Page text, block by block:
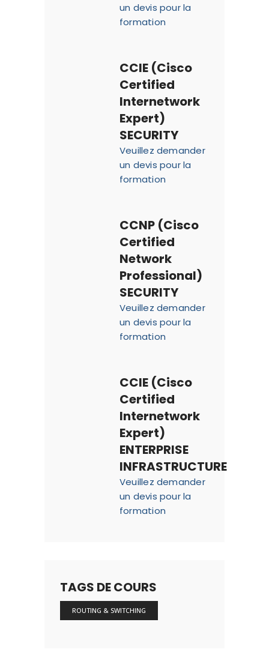
un devis pour la
formation
CCIE (Cisco
Certified
Internetwork
Expert)
SECURITY
Veuillez demander
un devis pour la
formation
CCNP (Cisco
Certified
Network
Professional)
SECURITY
Veuillez demander
un devis pour la
formation
CCIE (Cisco
Certified
Internetwork
Expert)
ENTERPRISE
INFRASTRUCTURE
Veuillez demander
un devis pour la
formation
TAGS DE COURS
ROUTING & SWITCHING